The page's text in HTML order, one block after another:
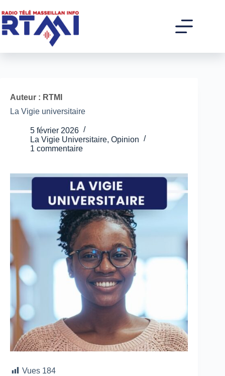
au
contenu
Auteur : RTMI
La Vigie universitaire
5 février 2026
La Vigie Universitaire, Opinion
1 commentaire
Vues 184